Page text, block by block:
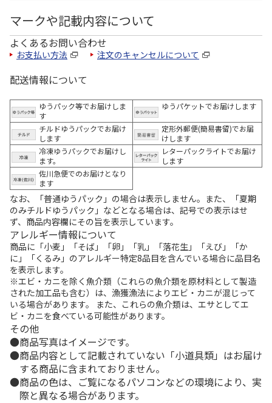
マークや記載内容について
よくあるお問い合わせ
お支払い方法 注文のキャンセルについて
配送情報について
ゆうパック等でお届けしま
す
ゆうパケットでお届けします
チルドゆうパックでお届け
します
定形外郵便(簡易書留)でお届
けします
冷凍ゆうパックでお届けし
ます。
レターパックライトでお届け
します
佐川急便でのお届けとなり
ます
なお、「普通ゆうパック」の場合は表示しません。また、「夏期
のみチルドゆうパック」などとなる場合は、記号での表示はせ
ず、商品内容欄にその旨を表示しています。
アレルギー情報について
商品に「小麦」「そば」「卵」「乳」「落花生」「えび」「か
に」「くるみ」のアレルギー特定8品目を含んでいる場合に品目名
を表示します。
※エビ・カニを除く魚介類（これらの魚介類を原材料として製造
された加工品も含む）は、漁獲漁法によりエビ・カニが混じって
いる場合があります。 また、これらの魚介類は、エサとしてエ
ビ・カニを食べている可能性があります。
その他
商品写真はイメージです。
商品内容として記載されていない「小道具類」はお届け
する商品に含まれておりません。
商品の色は、ご覧になるパソコンなどの環境により、実
際と異なる場合があります。